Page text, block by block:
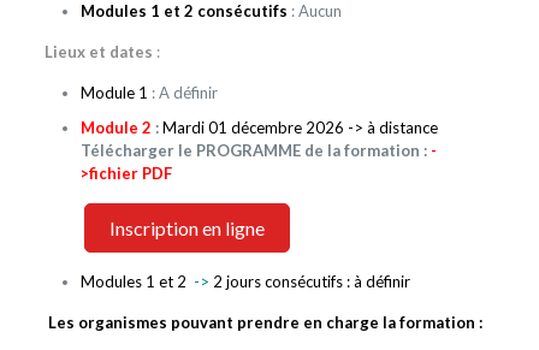
Modules 1 et 2 consécutifs : Aucun
Lieux et dates :
Module 1 : A définir
Module 2 : Mardi 01 décembre 2026 -> à distance
Télécharger le PROGRAMME de la formation : -
>fichier PDF
Inscription en ligne
Modules 1 et 2 -> 2 jours consécutifs :à définir
Les organismes pouvant prendre en charge la formation :